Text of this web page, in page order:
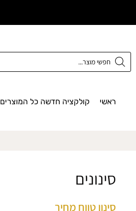
ראשי קולקציה חדשה כל המוצרים
סינונים
סינון טווח מחיר